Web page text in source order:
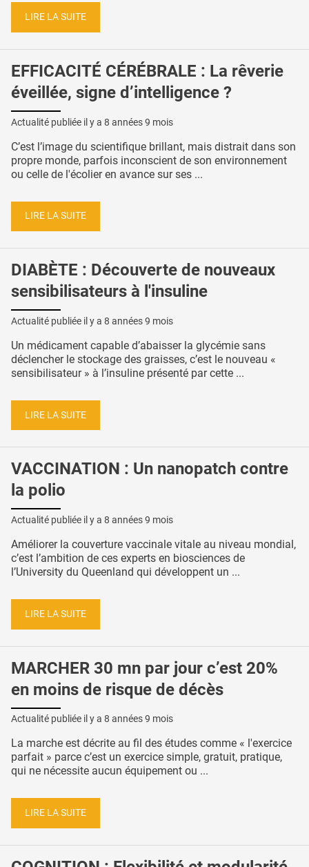
LIRE LA SUITE
EFFICACITÉ CÉRÉBRALE : La rêverie
éveillée, signe d’intelligence ?
Actualité publiée il y a 8 années 9 mois
C’est l’image du scientifique brillant, mais distrait dans son
propre monde, parfois inconscient de son environnement
ou celle de l'écolier en avance sur ses ...
LIRE LA SUITE
DIABÈTE : Découverte de nouveaux
sensibilisateurs à l'insuline
Actualité publiée il y a 8 années 9 mois
Un médicament capable d’abaisser la glycémie sans
déclencher le stockage des graisses, c’est le nouveau «
sensibilisateur » à l’insuline présenté par cette ...
LIRE LA SUITE
VACCINATION : Un nanopatch contre
la polio
Actualité publiée il y a 8 années 9 mois
Améliorer la couverture vaccinale vitale au niveau mondial,
c’est l’ambition de ces experts en biosciences de
l’University du Queenland qui développent un ...
LIRE LA SUITE
MARCHER 30 mn par jour c’est 20%
en moins de risque de décès
Actualité publiée il y a 8 années 9 mois
La marche est décrite au fil des études comme « l'exercice
parfait » parce c’est un exercice simple, gratuit, pratique,
qui ne nécessite aucun équipement ou ...
LIRE LA SUITE